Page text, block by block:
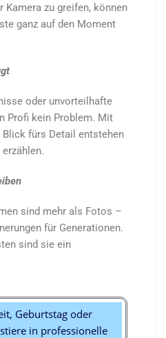
Kamera zu greifen, können
ganz auf den Moment
oder unvorteilhafte
Profi kein Problem. Mit
Blick fürs Detail entstehen
sind mehr als Fotos –
für Generationen.
sind sie ein
Geburtstag oder
in professionelle